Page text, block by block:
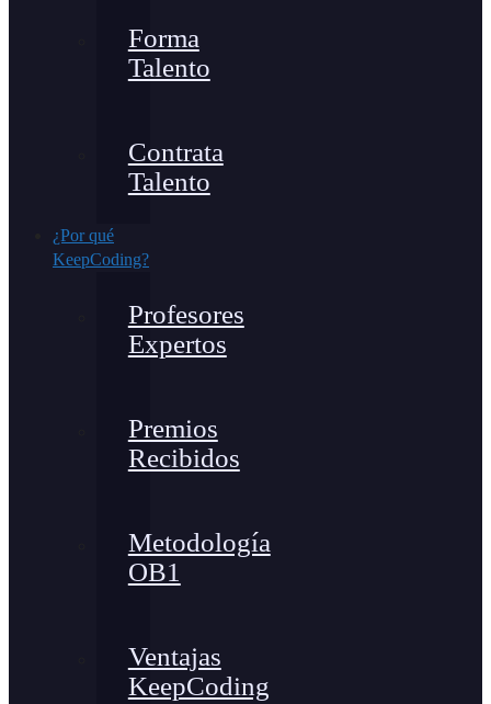
Forma
Talento
Contrata
Talento
¿Por qué
KeepCoding?
Profesores
Expertos
Premios
Recibidos
Metodología
OB1
Ventajas
KeepCoding